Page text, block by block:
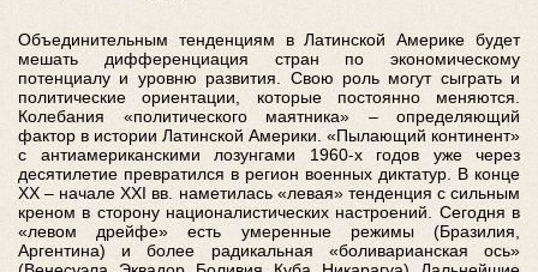
Объединительным тенденциям в Латинской Америке будет
мешать дифференциация стран по экономическому
потенциалу и уровню развития. Свою роль могут сыграть и
политические ориентации, которые постоянно меняются.
Колебания «политического маятника» – определяющий
фактор в истории Латинской Америки. «Пылающий континент»
с антиамериканскими лозунгами 1960-х годов уже через
десятилетие превратился в регион военных диктатур. В конце
ХХ – начале ХХI вв. наметилась «левая» тенденция с сильным
креном в сторону националистических настроений. Сегодня в
«левом дрейфе» есть умеренные режимы (Бразилия,
Аргентина) и более радикальная «боливарианская ось»